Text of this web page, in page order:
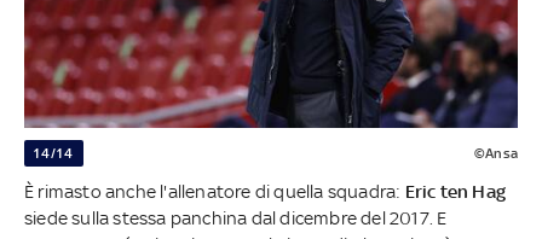
14/14 ©Ansa
È rimasto anche l'allenatore di quella squadra: Eric ten Hag
siede sulla stessa panchina dal dicembre del 2017. E